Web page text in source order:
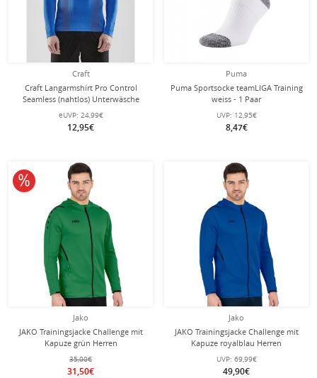
Craft
Craft Langarmshirt Pro Control
Seamless (nahtlos) Unterwäsche
royalblau Herren
eUVP: 24,99€
12,95€
Puma
Puma Sportsocke teamLIGA Training
weiss - 1 Paar
UVP: 12,95€
8,47€
Jako
JAKO Trainingsjacke Challenge mit
Kapuze grün Herren
35,00€
31,50€
10% reduziert
Jako
JAKO Trainingsjacke Challenge mit
Kapuze royalblau Herren
UVP: 69,99€
49,90€